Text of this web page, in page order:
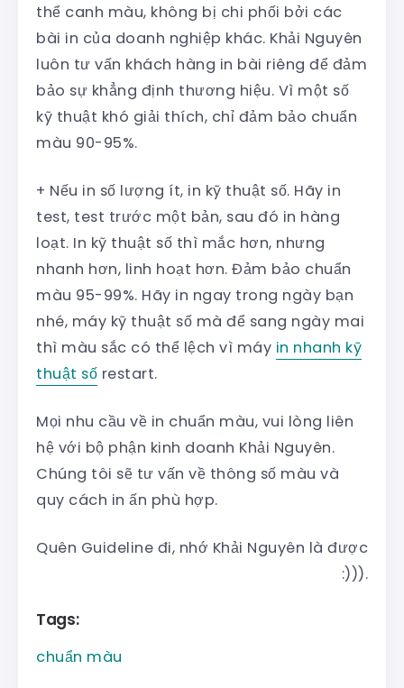
thể canh màu, không bị chi phối bởi các
bài in của doanh nghiệp khác. Khải Nguyên
luôn tư vấn khách hàng in bài riêng để đảm
bảo sự khẳng định thương hiệu. Vì một số
kỹ thuật khó giải thích, chỉ đảm bảo chuẩn
màu 90-95%.
+ Nếu in số lượng ít, in kỹ thuật số. Hãy in
test, test trước một bản, sau đó in hàng
loạt. In kỹ thuật số thì mắc hơn, nhưng
nhanh hơn, linh hoạt hơn. Đảm bảo chuẩn
màu 95-99%. Hãy in ngay trong ngày bạn
nhé, máy kỹ thuật số mà để sang ngày mai
thì màu sắc có thể lệch vì máy in nhanh kỹ
thuật số restart.
Mọi nhu cầu về in chuẩn màu, vui lòng liên
hệ với bộ phận kinh doanh Khải Nguyên.
Chúng tôi sẽ tư vấn về thông số màu và
quy cách in ấn phù hợp.
Quên Guideline đi, nhớ Khải Nguyên là được
:))).
Tags:
chuẩn màu